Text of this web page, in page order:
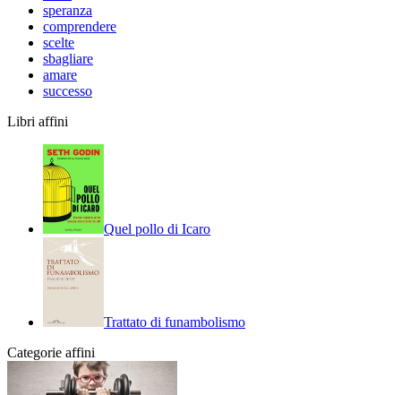
speranza
comprendere
scelte
sbagliare
amare
successo
Libri affini
Quel pollo di Icaro
Trattato di funambolismo
Categorie affini